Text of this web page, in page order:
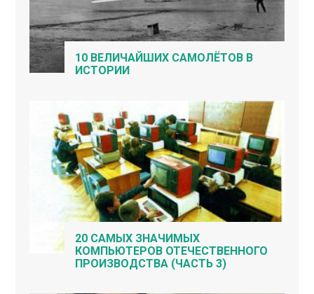
10 ВЕЛИЧАЙШИХ САМОЛЁТОВ В
ИСТОРИИ
20 САМЫХ ЗНАЧИМЫХ
КОМПЬЮТЕРОВ ОТЕЧЕСТВЕННОГО
ПРОИЗВОДСТВА (ЧАСТЬ 3)